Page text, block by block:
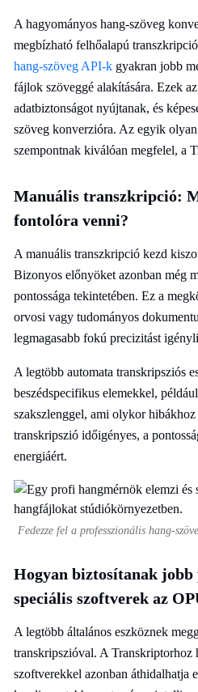
A hagyományos hang-szöveg
megbízható felhőalapú
hang-szöveg API-k gyakran jobb
fájlok szöveggé alakítására. Ezek
adatbiztonságot nyújtanak, és
szöveg konverzióra. Az egyik
szempontnak kiválóan megfelel, a
Manuális transzkripció:
fontolóra venni?
A manuális transzkripció kezd
Bizonyos előnyöket azonban még
pontossága tekintetében. Ez a
orvosi vagy tudományos
legmagasabb fokú precizitást
A legtöbb automata transkripsziós
beszédspecifikus elemekkel,
szakszlenggel, ami olykor
transkripszió időigényes, a
energiáért.
Fedezze fel a professzionális hang-
Hogyan biztosítanak jobb
speciális szoftverek az
A legtöbb általános eszköznek
transkripszióval. A Transkriptorhoz
szoftverekkel azonban áthidalhatja